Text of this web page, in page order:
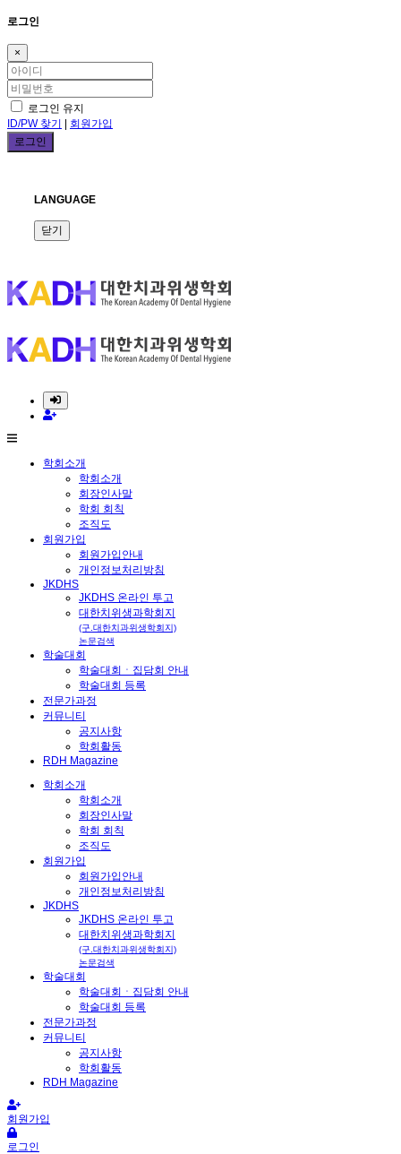
로그인
×
로그인 유지
ID/PW 찾기
회원가입
LANGUAGE
닫기
학회소개
학회소개
회장인사말
학회 회칙
조직도
회원가입
회원가입안내
개인정보처리방침
JKDHS
JKDHS 온라인 투고
대한치위생과학회지
(구.대한치과위생학회지)
논문검색
학술대회
학술대회ㆍ집담회 안내
학술대회 등록
전문가과정
커뮤니티
공지사항
학회활동
RDH Magazine
학회소개
학회소개
회장인사말
학회 회칙
조직도
회원가입
회원가입안내
개인정보처리방침
JKDHS
JKDHS 온라인 투고
대한치위생과학회지
(구.대한치과위생학회지)
논문검색
학술대회
학술대회ㆍ집담회 안내
학술대회 등록
전문가과정
커뮤니티
공지사항
학회활동
RDH Magazine
회원가입
로그인